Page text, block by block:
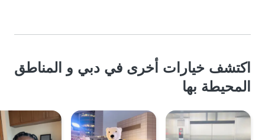
اكتشف خيارات أخرى في دبي و المناطق
المحيطة بها